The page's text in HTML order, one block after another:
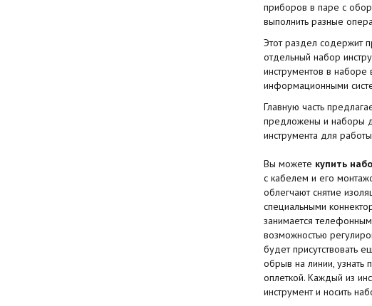
приборов в паре с
выполнить разные
Этот раздел содержит
отдельный набор
инструментов в наборе
информационными
Главную часть
предложены и наборы
инструмента для
Вы можете купить
с кабелем и его
облегчают снятие
специальными
занимается
возможностью
будет присутствовать
обрыв на линии, узнать
оплеткой. Каждый из
инструмент и носить